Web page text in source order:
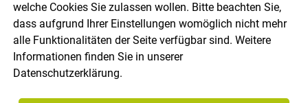
Ort, Region Berufsfeld
Jobs finden
welche Cookies Sie zulassen wollen. Bitte beachten Sie,
dass aufgrund Ihrer Einstellungen womöglich nicht mehr
alle Funktionalitäten der Seite verfügbar sind. Weitere
Informationen finden Sie in unserer
Datenschutzerklärung.